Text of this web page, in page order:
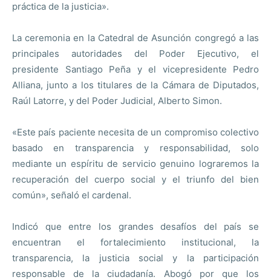
práctica de la justicia».
La ceremonia en la Catedral de Asunción congregó a las
principales autoridades del Poder Ejecutivo, el
presidente Santiago Peña y el vicepresidente Pedro
Alliana, junto a los titulares de la Cámara de Diputados,
Raúl Latorre, y del Poder Judicial, Alberto Simon.
«Este país paciente necesita de un compromiso colectivo
basado en transparencia y responsabilidad, solo
mediante un espíritu de servicio genuino lograremos la
recuperación del cuerpo social y el triunfo del bien
común», señaló el cardenal.
Indicó que entre los grandes desafíos del país se
encuentran el fortalecimiento institucional, la
transparencia, la justicia social y la participación
responsable de la ciudadanía. Abogó por que los